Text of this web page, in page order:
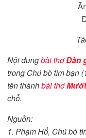
Nội dungbài thơĐàn
trong Chú bò tìm bạn
tên thànhbài thơ
chỗ.
Nguồn:
1. Phạm Hổ, Chú bò